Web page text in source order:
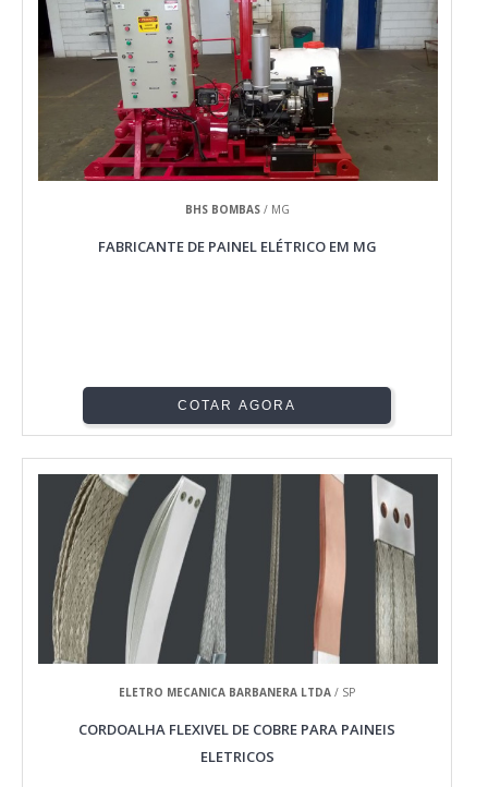
BHS BOMBAS/ MG
FABRICANTE DE PAINEL ELÉTRICO EM MG
COTAR AGORA
ELETRO MECANICA BARBANERA LTDA / SP
CORDOALHA FLEXIVEL DE COBRE PARA PAINEIS
ELETRICOS